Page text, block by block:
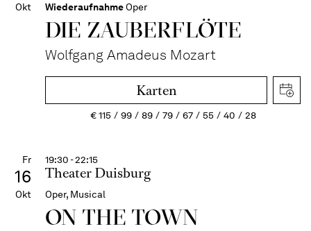
Okt WiederaufnahmeOper
DIE ZAUBER­FLÖTE
Wolfgang Amadeus Mozart
Karten
€115 99 89 79 67 55 40 28
Fr
16
Okt
19:30 - 22:15
Theater Duisburg
Oper, Musical
ON THE TOWN